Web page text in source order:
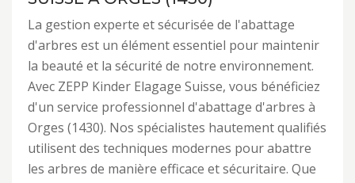
La gestion experte et sécurisée de l'abattage
d'arbres est un élément essentiel pour maintenir
la beauté et la sécurité de notre environnement.
Avec ZEPP Kinder Elagage Suisse, vous bénéficiez
d'un service professionnel d'abattage d'arbres à
Orges (1430). Nos spécialistes hautement qualifiés
utilisent des techniques modernes pour abattre
les arbres de manière efficace et sécuritaire. Que